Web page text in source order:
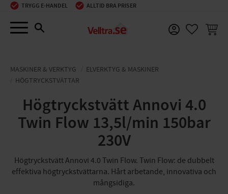
Meny
TRYGG E-HANDEL ALLTID BRA PRISER
MASKINER & VERKTYG
ELVERKTYG & MASKINER
HÖGTRYCKSTVÄTTAR
Högtryckstvätt Annovi 4.0
Twin Flow 13,5l/min 150bar
230V
Högtryckstvätt Annovi 4.0 Twin Flow. Twin Flow: de dubbelt
effektiva högtryckstvättarna. Hårt arbetande, innovativa och
mångsidiga.